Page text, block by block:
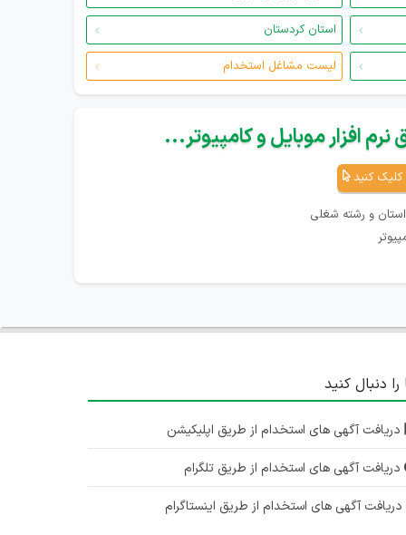
استان کردستان
لیست مشاغل استخدام
افزار موبایل و کامپیوتر...
کلیک کنید
و رشته شغلی
را دنبال کنید
دریافت آگهی های استخدام از طریق اپلیکیشن
دریافت آگهی های استخدام از طریق تلگرام
دریافت آگهی های استخدام از طریق اینستاگرام